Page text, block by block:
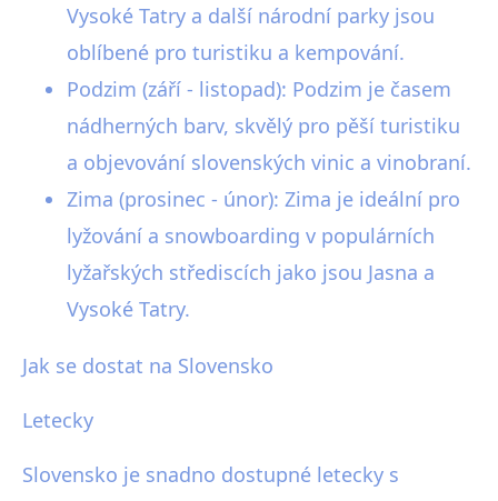
Vysoké Tatry a další národní parky jsou
oblíbené pro turistiku a kempování.
Podzim (září - listopad): Podzim je časem
nádherných barv, skvělý pro pěší turistiku
a objevování slovenských vinic a vinobraní.
Zima (prosinec - únor): Zima je ideální pro
lyžování a snowboarding v populárních
lyžařských střediscích jako jsou Jasna a
Vysoké Tatry.
Jak se dostat na Slovensko
Letecky
Slovensko je snadno dostupné letecky s